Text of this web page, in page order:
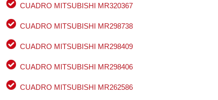
CUADRO MITSUBISHI MR320367
CUADRO MITSUBISHI MR298738
CUADRO MITSUBISHI MR298409
CUADRO MITSUBISHI MR298406
CUADRO MITSUBISHI MR262586